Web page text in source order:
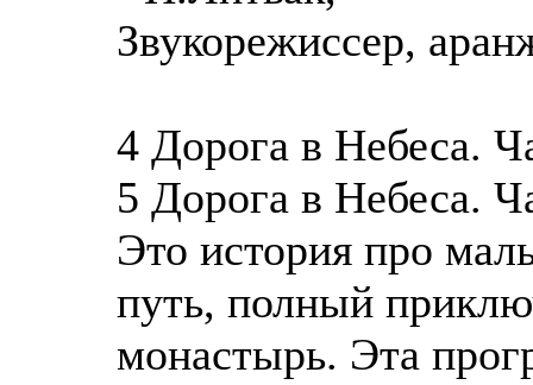
Звукорежиссер,
4 Дорога в Небеса.
5 Дорога в Небеса.
Это история про
путь, полный
монастырь. Эта